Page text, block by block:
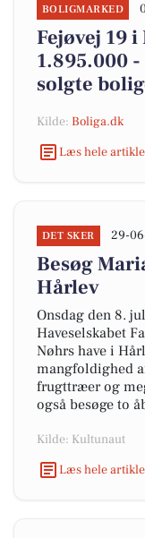
BOLIGMARKED
Fejøvej 19
1.895.000
solgte
Kilde: Boliga.dk
Læs hele
DET SKER 29-
Besøg
Hårlev
Onsdag den 8.
Haveselskabet
Nøhrs have i
mangfoldighed
frugttræer og
også besøge to
Kilde: Kultunaut
Læs hele